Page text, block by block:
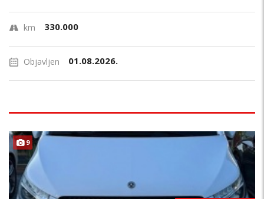
km 330.000
Objavljen 01.08.2026.
9